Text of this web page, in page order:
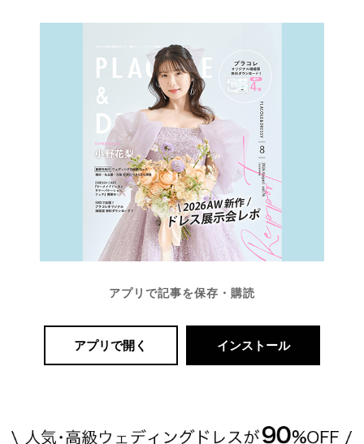
アプリで記事を保存・購読
アプリで開く インストール